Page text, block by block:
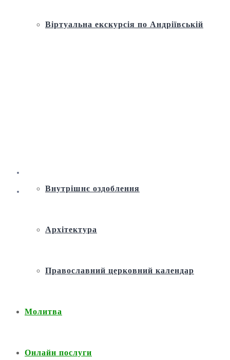
Віртуальна екскурсія по Андріївській
Внутрішнє оздоблення
Архітектура
Православний церковний календар
Молитва
Онлайн послуги